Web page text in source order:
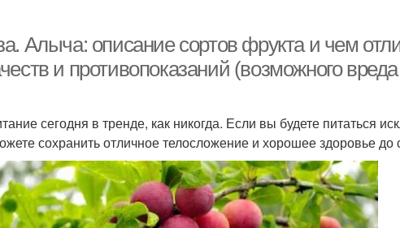
Алыча: описание сортов фрукта и чем
и противопоказаний (возможного
сегодня в тренде, как никогда. Если вы будете питаться
сохранить отличное телосложение и хорошее здоровье до